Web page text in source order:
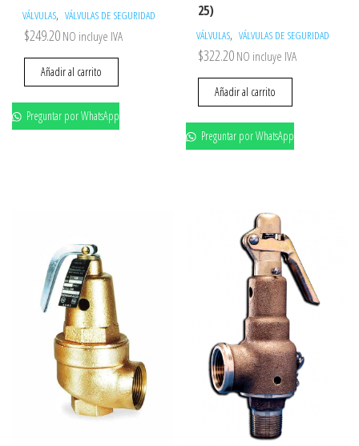
VÁLVULAS, VÁLVULAS DE SEGURIDAD
$249.20 NO incluye IVA
Añadir al carrito
Preguntar por WhatsApp
25)
VÁLVULAS, VÁLVULAS DE SEGURIDAD
$322.20 NO incluye IVA
Añadir al carrito
Preguntar por WhatsApp